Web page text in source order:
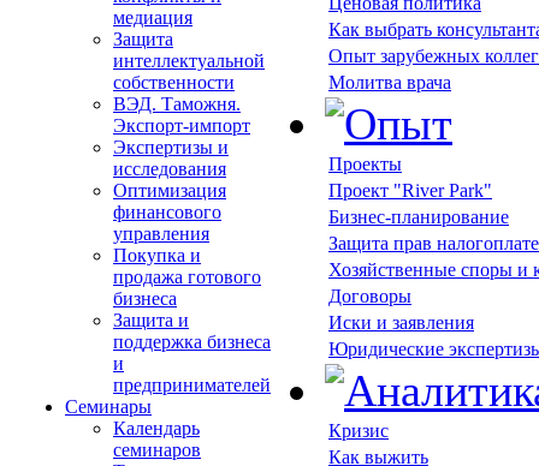
медиация
Защита
интеллектуальной
собственности
ВЭД. Таможня.
Экспорт-импорт
Экспертизы и
исследования
Оптимизация
финансового
управления
Покупка и
продажа готового
бизнеса
Защита и
поддержка бизнеса
и
предпринимателей
Семинары
Календарь
семинаров
Как выбрать
Опыт зарубежных коллег
Молитва врача
Проекты
Проект "River Park"
Бизнес-планирование
Защита прав
Хозяйственные споры и
Договоры
Иски и заявления
Юридические
Кризис
Как выжить